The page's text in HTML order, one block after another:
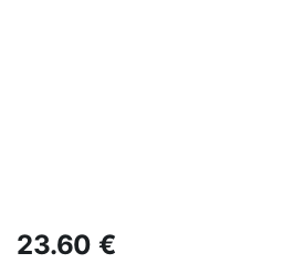
23.60€